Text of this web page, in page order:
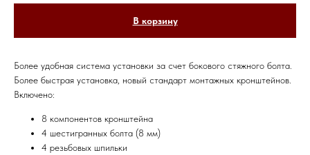
В корзину
Более удобная система установки за счет бокового стяжного болта.
Более быстрая установка, новый стандарт монтажных кронштейнов.
Включено:
8 компонентов кронштейна
4 шестигранных болта (8 мм)
4 резьбовых шпильки